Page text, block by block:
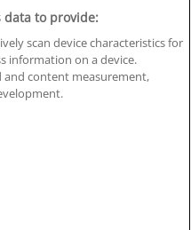
data to provide:
scan device characteristics for
information on a device.
and content measurement,